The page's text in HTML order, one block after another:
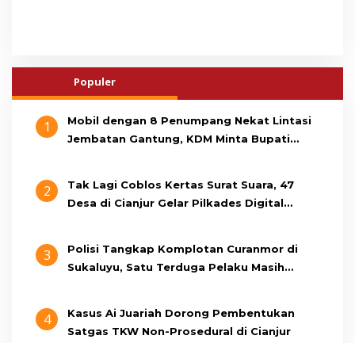
Populer
1
Mobil dengan 8 Penumpang Nekat Lintasi
Jembatan Gantung, KDM Minta Bupati
2
Tak Lagi Coblos Kertas Surat Suara, 47
Desa di Cianjur Gelar Pilkades Digital
3
Polisi Tangkap Komplotan Curanmor di
Sukaluyu, Satu Terduga Pelaku Masih
4
Kasus Ai Juariah Dorong Pembentukan
Satgas TKW Non-Prosedural di Cianjur